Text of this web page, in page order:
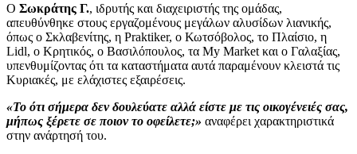
Ο Σωκράτης Γ., ιδρυτής και διαχειριστής της ομάδας,
απευθύνθηκε στους εργαζομένους μεγάλων αλυσίδων λιανικής,
όπως ο Σκλαβενίτης, η Praktiker, ο Κωτσόβολος, το Πλαίσιο, η
Lidl, ο Κρητικός, ο Βασιλόπουλος, τα My Market και ο Γαλαξίας,
υπενθυμίζοντας ότι τα καταστήματα αυτά παραμένουν κλειστά τις
Κυριακές, με ελάχιστες εξαιρέσεις.
«Το ότι σήμερα δεν δουλεύατε αλλά είστε με τις οικογένειές σας,
μήπως ξέρετε σε ποιον το οφείλετε;» αναφέρει χαρακτηριστικά
στην ανάρτησή του.